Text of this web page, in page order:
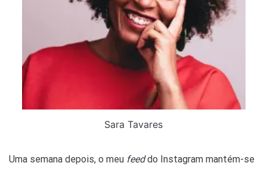
Sara Tavares
Uma semana depois, o meu feeddo Instagram mantém-se